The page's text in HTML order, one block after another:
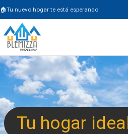
Tu nuevo hogar te está esperando
Tu hogar